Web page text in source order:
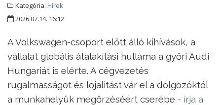
Kategória: Hírek
2026.07.14. 16:12
A Volkswagen-csoport előtt álló kihívások, a
vállalat globális átalakítási hulláma a győri Audi
Hungariát is elérte. A cégvezetés
rugalmasságot és lojalitást vár el a dolgozóktól
a munkahelyük megőrzéséért cserébe - írja a